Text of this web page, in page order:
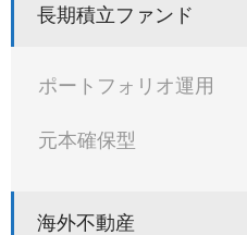
長期積立ファンド
ポートフォリオ運用
元本確保型
海外不動産